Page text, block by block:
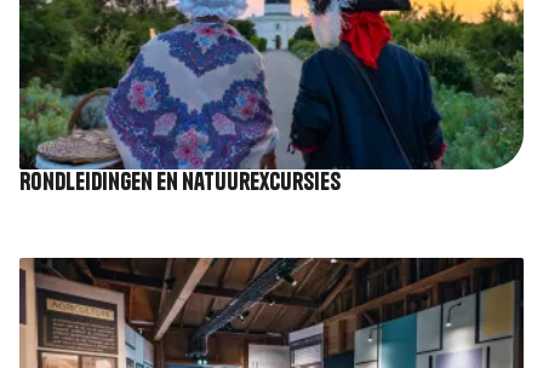
Rondleidingen en natuurexcursies
Afbeelding